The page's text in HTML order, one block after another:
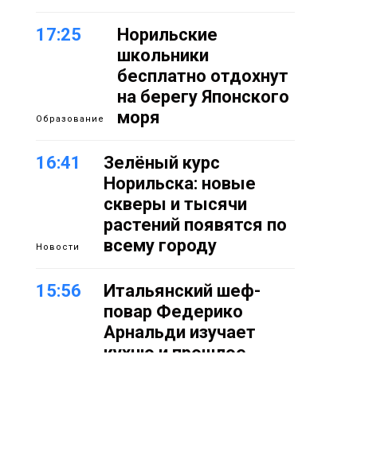
17:25
Образование
Норильские
школьники
бесплатно отдохнут
на берегу Японского
моря
16:41
Новости
Зелёный курс
Норильска: новые
скверы и тысячи
растений появятся по
всему городу
15:56
Итальянский шеф-
повар Федерико
Арнальди изучает
кухню и прошлое